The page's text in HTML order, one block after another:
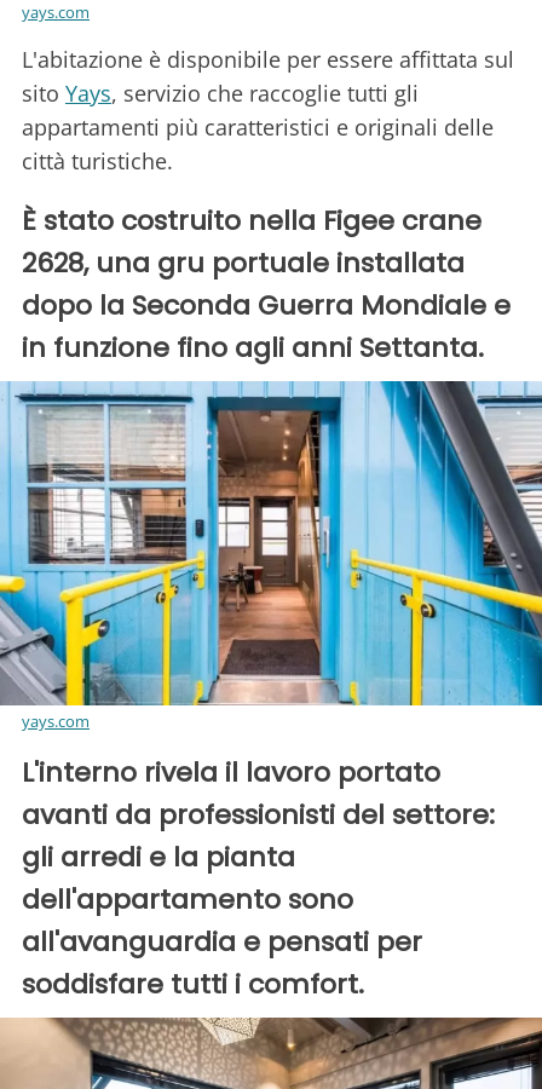
yays.com
L'abitazione è disponibile per essere affittata sul
sito Yays, servizio che raccoglie tutti gli
appartamenti più caratteristici e originali delle
città turistiche.
È stato costruito nella Figee crane
2628, una gru portuale installata
dopo la Seconda Guerra Mondiale e
in funzione fino agli anni Settanta.
yays.com
L'interno rivela il lavoro portato
avanti da professionisti del settore:
gli arredi e la pianta
dell'appartamento sono
all'avanguardia e pensati per
soddisfare tutti i comfort.